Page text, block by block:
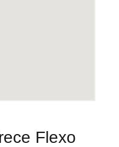
Flexo